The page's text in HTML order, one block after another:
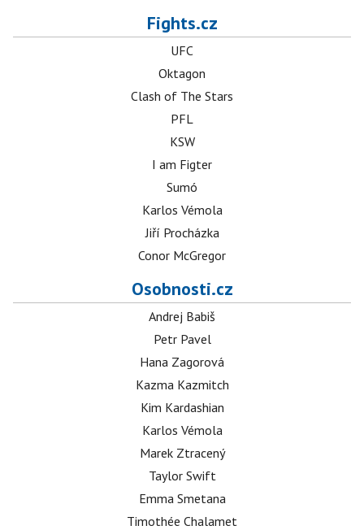
Fights.cz
UFC
Oktagon
Clash of The Stars
PFL
KSW
I am Figter
Sumó
Karlos Vémola
Jiří Procházka
Conor McGregor
Osobnosti.cz
Andrej Babiš
Petr Pavel
Hana Zagorová
Kazma Kazmitch
Kim Kardashian
Karlos Vémola
Marek Ztracený
Taylor Swift
Emma Smetana
Timothée Chalamet